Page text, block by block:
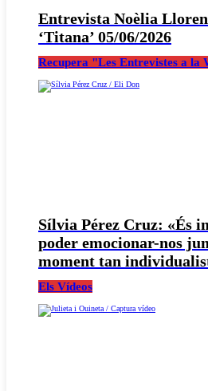
Entrevista Noèlia
‘Titana’ 05/06/2026
Recupera "Les Entrevistes a la
Sílvia Pérez Cruz: «És
poder emocionar-nos
moment tan
Els Vídeos